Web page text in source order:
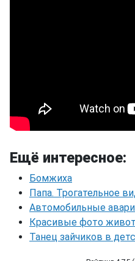
Ещё интересное:
Бомжиха
Папа. Трогательное
Автомобильные
Красивые фото
Танец зайчиков в